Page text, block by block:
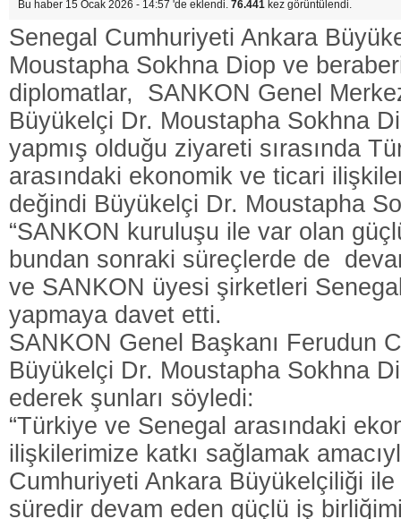
Bu haber 15 Ocak 2026 - 14:57 'de eklendi. 76.441 kez görüntülendi.
Senegal Cumhuriyeti Ankara
Moustapha Sokhna Diop ve
diplomatlar, SANKON Genel
Büyükelçi Dr. Moustapha Sokhna
yapmış olduğu ziyareti sırasında
arasındaki ekonomik ve ticari
değindi Büyükelçi Dr. Moustapha
“SANKON kuruluşu ile var olan
bundan sonraki süreçlerde de
ve SANKON üyesi şirketleri
yapmaya davet etti.
SANKON Genel Başkanı Ferudun
Büyükelçi Dr. Moustapha Sokhna
ederek şunları söyledi:
“Türkiye ve Senegal arasındaki
ilişkilerimize katkı sağlamak
Cumhuriyeti Ankara Büyükelçiliği ile
süredir devam eden güçlü iş